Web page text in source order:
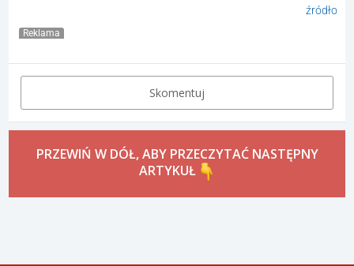
źródło
Reklama
Skomentuj
PRZEWIŃ W DÓŁ, ABY PRZECZYTAĆ NASTĘPNY
ARTYKUŁ